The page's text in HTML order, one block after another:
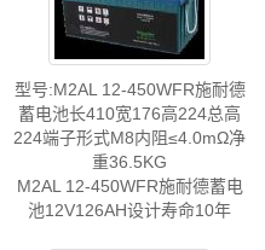
型号:M2AL 12-450WFR施耐德
蓄电池长410宽176高224总高
224端子形式M8内阻≤4.0mΩ净
重36.5KG
M2AL 12-450WFR施耐德蓄电
池12V126AH设计寿命10年